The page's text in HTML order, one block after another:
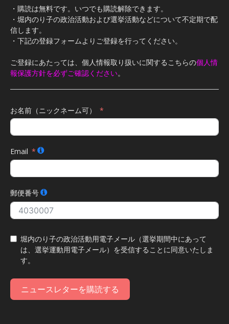
・購読は無料です。いつでも購読解除できます。
・堀内のり子の政治活動および選挙活動などについて不定期で配
信します。
・下記の登録フォームよりご登録を行ってください。
ご登録にあたっては、個人情報取り扱いに関するこちらの個人情
報保護方針を必ずご確認ください。
お名前（ニックネーム可）
Email
郵便番号
堀内のり子の政治活動用電子メール（選挙期間中にあって
は、選挙運動用電子メール）を受信することに同意いたしま
す。
ニュースレターを購読する